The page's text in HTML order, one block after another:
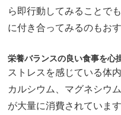
ら即行動してみることで
に付き合ってみるのもおす
栄養バランスの良い食事を心
ストレスを感じている体
カルシウム、マグネシウ
が大量に消費されています